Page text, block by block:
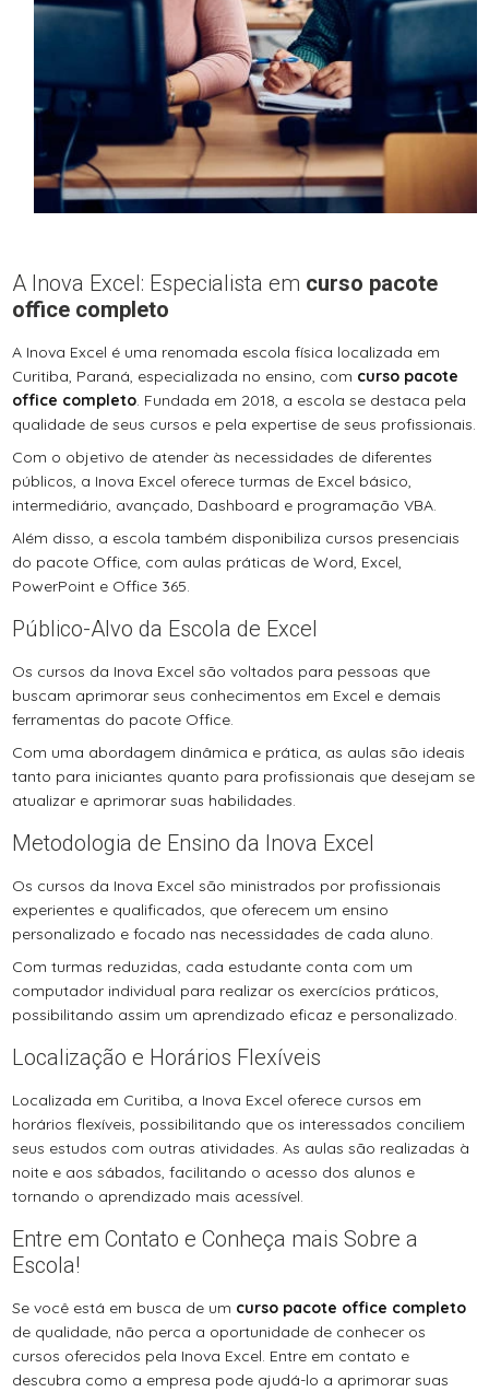
A Inova Excel: Especialista em curso pacote
office completo
A Inova Excel é uma renomada escola física localizada em
Curitiba, Paraná, especializada no ensino, com curso pacote
office completo. Fundada em 2018, a escola se destaca pela
qualidade de seus cursos e pela expertise de seus profissionais.
Com o objetivo de atender às necessidades de diferentes
públicos, a Inova Excel oferece turmas de Excel básico,
intermediário, avançado, Dashboard e programação VBA.
Além disso, a escola também disponibiliza cursos presenciais
do pacote Office, com aulas práticas de Word, Excel,
PowerPoint e Office 365.
Público-Alvo da Escola de Excel
Os cursos da Inova Excel são voltados para pessoas que
buscam aprimorar seus conhecimentos em Excel e demais
ferramentas do pacote Office.
Com uma abordagem dinâmica e prática, as aulas são ideais
tanto para iniciantes quanto para profissionais que desejam se
atualizar e aprimorar suas habilidades.
Metodologia de Ensino da Inova Excel
Os cursos da Inova Excel são ministrados por profissionais
experientes e qualificados, que oferecem um ensino
personalizado e focado nas necessidades de cada aluno.
Com turmas reduzidas, cada estudante conta com um
computador individual para realizar os exercícios práticos,
possibilitando assim um aprendizado eficaz e personalizado.
Localização e Horários Flexíveis
Localizada em Curitiba, a Inova Excel oferece cursos em
horários flexíveis, possibilitando que os interessados conciliem
seus estudos com outras atividades. As aulas são realizadas à
noite e aos sábados, facilitando o acesso dos alunos e
tornando o aprendizado mais acessível.
Entre em Contato e Conheça mais Sobre a
Escola!
Se você está em busca de um curso pacote office completo
de qualidade, não perca a oportunidade de conhecer os
cursos oferecidos pela Inova Excel. Entre em contato e
descubra como a empresa pode ajudá-lo a aprimorar suas